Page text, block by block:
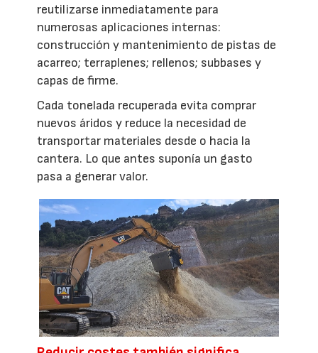
reutilizarse inmediatamente para
numerosas aplicaciones internas:
construcción y mantenimiento de pistas de
acarreo; terraplenes; rellenos; subbases y
capas de firme.
Cada tonelada recuperada evita comprar
nuevos áridos y reduce la necesidad de
transportar materiales desde o hacia la
cantera. Lo que antes suponía un gasto
pasa a generar valor.